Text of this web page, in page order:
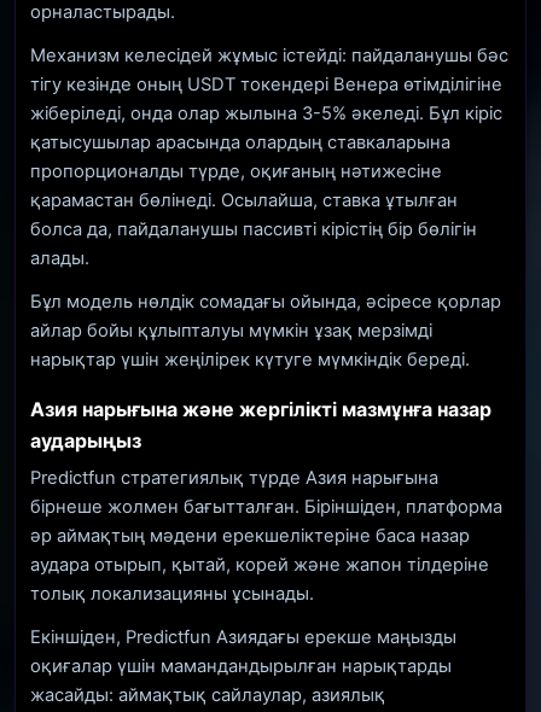
орналастырады.
Механизм келесідей жұмыс істейді: пайдаланушы бәс
тігу кезінде оның USDT токендері Венера өтімділігіне
жіберіледі, онда олар жылына 3-5% әкеледі. Бұл кіріс
қатысушылар арасында олардың ставкаларына
пропорционалды түрде, оқиғаның нәтижесіне
қарамастан бөлінеді. Осылайша, ставка ұтылған
болса да, пайдаланушы пассивті кірістің бір бөлігін
алады.
Бұл модель нөлдік сомадағы ойында, әсіресе қорлар
айлар бойы құлыпталуы мүмкін ұзақ мерзімді
нарықтар үшін жеңілірек күтуге мүмкіндік береді.
Азия нарығына және жергілікті мазмұнға назар
аударыңыз
Predictfun стратегиялық түрде Азия нарығына
бірнеше жолмен бағытталған. Біріншіден, платформа
әр аймақтың мәдени ерекшеліктеріне баса назар
аудара отырып, қытай, корей және жапон тілдеріне
толық локализацияны ұсынады.
Екіншіден, Predictfun Азиядағы ерекше маңызды
оқиғалар үшін мамандандырылған нарықтарды
жасайды: аймақтық сайлаулар, азиялық